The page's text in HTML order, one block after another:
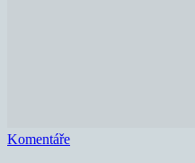
Komentáře